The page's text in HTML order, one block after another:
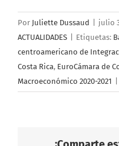
Por Juliette Dussaud julio
ACTUALIDADES
Etiquetas:
centroamericano de
Costa Rica, EuroCámara de
Macroeconómico 2020-2021